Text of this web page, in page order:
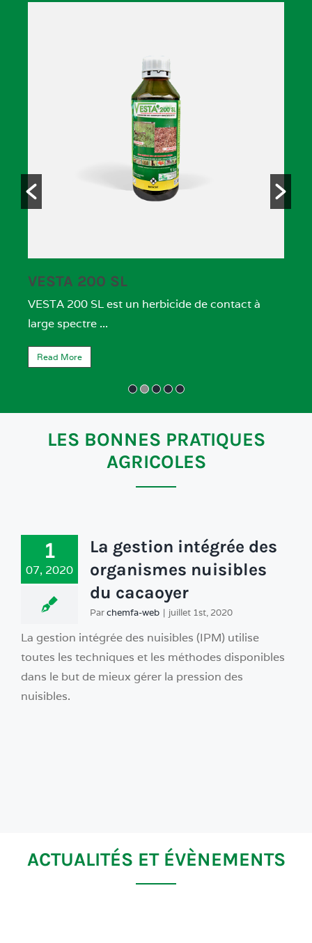
de contact à
GARIL POWER
GARIL POWER est un herbicide
LES BONNES PRATIQUES
AGRICOLES
1
07, 2020
La gestion intégrée des
organismes nuisibles
du cacaoyer
Parchemfa-web | juillet 1st, 2020
La gestion intégrée des nuisibles (IPM) utilise
toutes les techniques et les méthodes disponibles
dans le but de mieux gérer la pression des
nuisibles.
ACTUALITÉS ET ÉVÈNEMENTS